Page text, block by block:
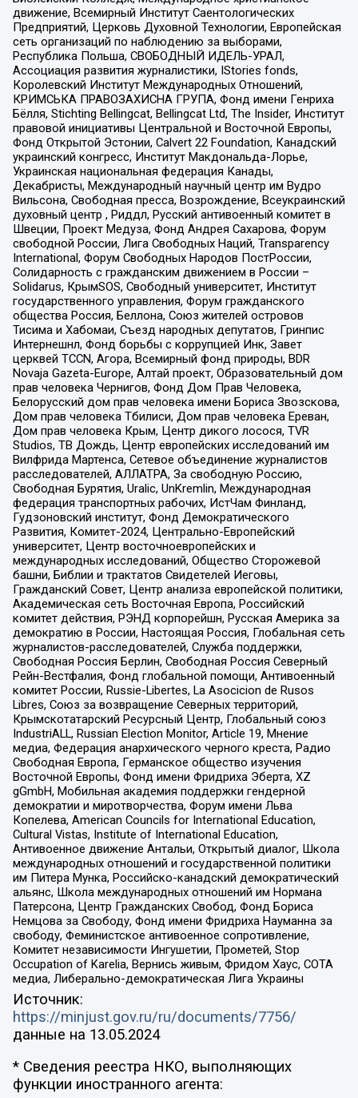
движение, Всемирный Институт Саентологических
Предприятий, Церковь Духовной Технологии, Европейская
сеть организаций по наблюдению за выборами,
Республика Польша, СВОБОДНЫЙ ИДЕЛЬ-УРАЛ,
Ассоциация развития журналистики, IStories fonds,
Королевский Институт Международных Отношений,
КРИМСЬКА ПРАВОЗАХИСНА ГРУПА, Фонд имени Генриха
Бёлля, Stichting Bellingcat, Bellingcat Ltd, The Insider, Институт
правовой инициативы Центральной и Восточной Европы,
Фонд Открытой Эстонии, Calvert 22 Foundation, Канадский
украинский конгресс, Институт Макдональда-Лорье,
Украинская национальная федерация Канады,
Декабристы, Международный научный центр им Вудро
Вильсона, Свободная пресса, Возрождение, Всеукраинский
духовный центр , Риддл, Русский антивоенный комитет в
Швеции, Проект Медуза, Фонд Андрея Сахарова, Форум
свободной России, Лига Свободных Наций, Transparеncy
International, Форум Свободных Народов ПостРоссии,
Солидарность с гражданским движением в России –
Solidarus, КрымSOS, Свободный университет, Институт
государственного управления, Форум гражданского
общества Россия, Беллона, Союз жителей островов
Тисима и Хабомаи, Съезд народных депутатов, Гринпис
Интернешнл, Фонд борьбы с коррупцией Инк, Завет
церквей TCCN, Агора, Всемирный фонд природы, BDR
Novaja Gazeta-Europe, Алтай проект, Образовательный дом
прав человека Чернигов, Фонд Дом Прав Человека,
Белорусский дом прав человека имени Бориса Звозскова,
Дом прав человека Тбилиси, Дом прав человека Ереван,
Дом прав человека Крым, Центр дикого лосося, TVR
Studios, ТВ Дождь, Центр европейских исследований им
Вилфрида Мартенса, Сетевое объединение журналистов
расследователей, АЛЛАТРА, За свободную Россию,
Свободная Бурятия, Uralic, UnKremlin, Международная
федерация транспортных рабочих, ИстЧам Финланд,
Гудзоновский институт, Фонд Демократического
Развития, Комитет-2024, Центрально-Европейский
университет, Центр восточноевропейских и
международных исследований, Общество Сторожевой
башни, Библии и трактатов Свидетелей Иеговы,
Гражданский Совет, Центр анализа европейской политики,
Академическая сеть Восточная Европа, Российский
комитет действия, РЭНД корпорейшн, Русская Америка за
демократию в России, Настоящая Россия, Глобальная сеть
журналистов-расследователей, Служба поддержки,
Свободная Россия Берлин, Свободная Россия Северный
Рейн-Вестфалия, Фонд глобальной помощи, Антивоенный
комитет России, Russie-Libertes, La Asocicion de Rusos
Libres, Союз за возвращение Северных территорий,
Крымскотатарский Ресурсный Центр, Глобальный союз
IndustriALL, Russian Election Monitor, Article 19, Мнение
медиа, Федерация анархического черного креста, Радио
Свободная Европа, Германское общество изучения
Восточной Европы, Фонд имени Фридриха Эберта, XZ
gGmbH, Мобильная академия поддержки гендерной
демократии и миротворчества, Форум имени Льва
Копелева, American Councils for International Education,
Cultural Vistas, Institute of International Education,
Антивоенное движение Антальи, Открытый диалог, Школа
международных отношений и государственной политики
им Питера Мунка, Российско-канадский демократический
альянс, Школа международных отношений им Нормана
Патерсона, Центр Гражданских Свобод, Фонд Бориса
Немцова за Свободу, Фонд имени Фридриха Науманна за
свободу, Феминистское антивоенное сопротивление,
Комитет независимости Ингушетии, Прометей, Stop
Occupation of Karelia, Вернись живым, Фридом Хаус, СОТА
медиа, Либерально-демократическая Лига Украины
Источник:
https://minjust.gov.ru/ru/documents/7756/
данные на 13.05.2024
* Сведения реестра НКО, выполняющих
функции иностранного агента: